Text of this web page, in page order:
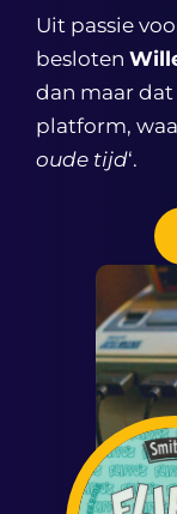
Uit passie
besloten
dan maar
platform,
oude tijd‘.